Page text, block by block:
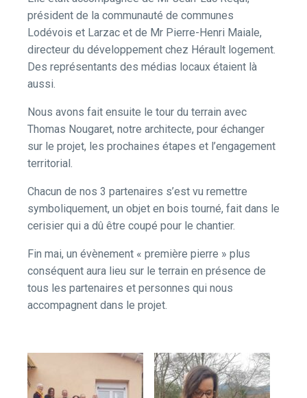
président de la communauté de communes
Lodévois et Larzac et de Mr Pierre-Henri Maiale,
directeur du développement chez Hérault logement.
Des représentants des médias locaux étaient là
aussi.
Nous avons fait ensuite le tour du terrain avec
Thomas Nougaret, notre architecte, pour échanger
sur le projet, les prochaines étapes et l’engagement
territorial.
Chacun de nos 3 partenaires s’est vu remettre
symboliquement, un objet en bois tourné, fait dans le
cerisier qui a dû être coupé pour le chantier.
Fin mai, un évènement « première pierre » plus
conséquent aura lieu sur le terrain en présence de
tous les partenaires et personnes qui nous
accompagnent dans le projet.